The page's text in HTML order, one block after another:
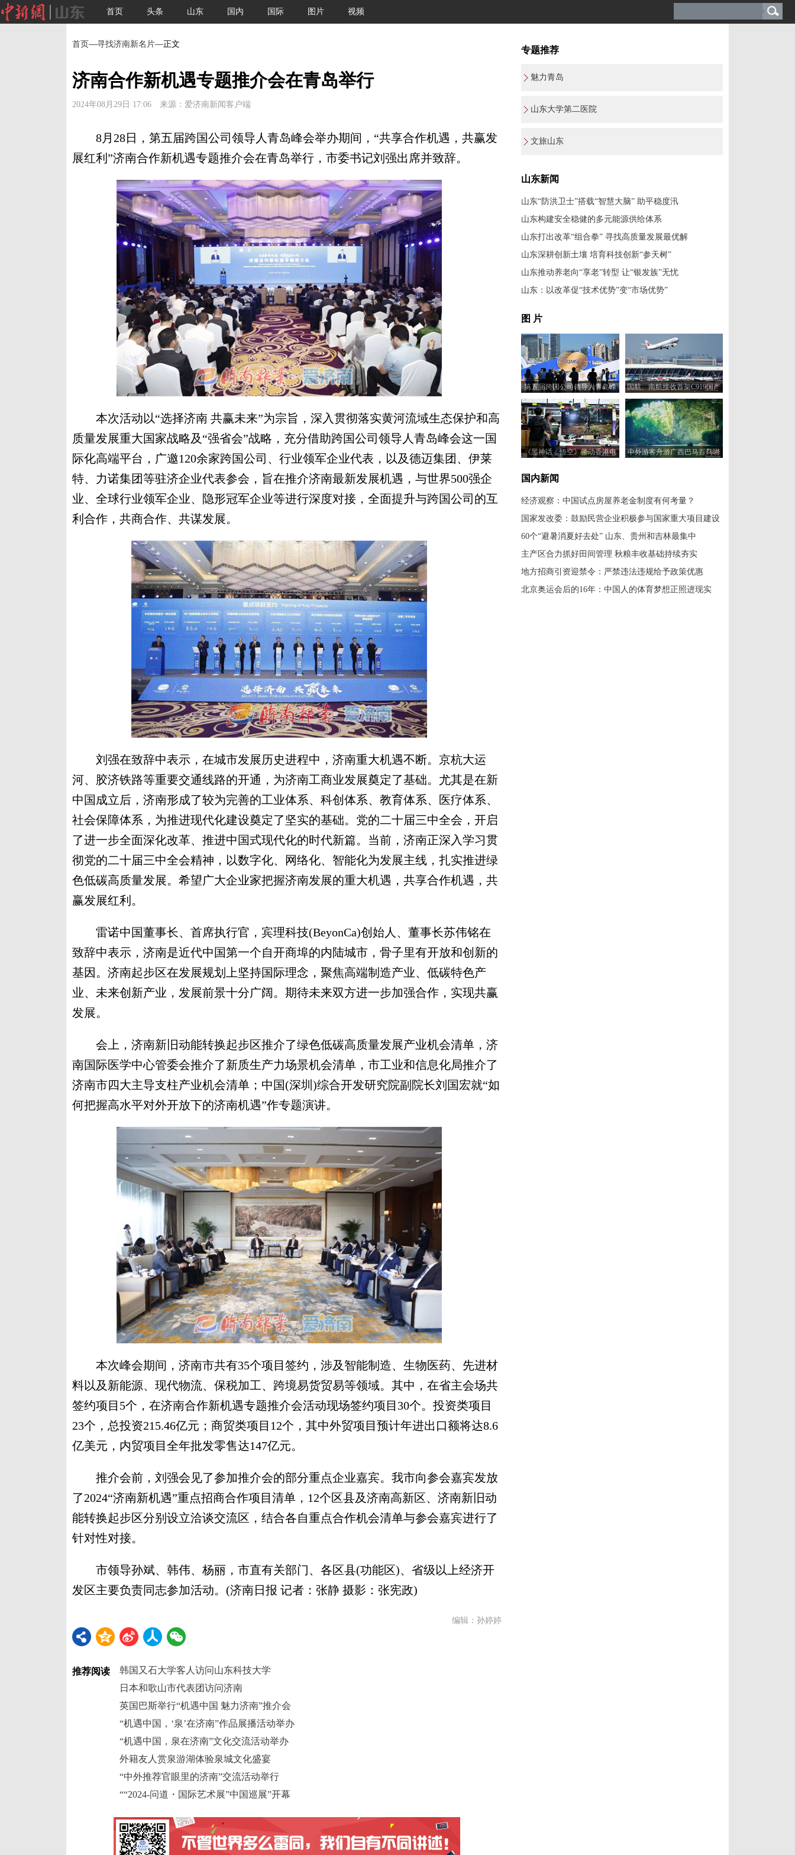
首页 头条 山东 国内 国际 图片 视频
首页—寻找济南新名片—正文
济南合作新机遇专题推介会在青岛举行
2024年08月29日 17:06 来源：爱济南新闻客户端
8月28日，第五届跨国公司领导人青岛峰会举办期间，“共享合作机遇，共赢发
展红利”济南合作新机遇专题推介会在青岛举行，市委书记刘强出席并致辞。
本次活动以“选择济南 共赢未来”为宗旨，深入贯彻落实黄河流域生态保护和高
质量发展重大国家战略及“强省会”战略，充分借助跨国公司领导人青岛峰会这一国
际化高端平台，广邀120余家跨国公司、行业领军企业代表，以及德迈集团、伊莱
特、力诺集团等驻济企业代表参会，旨在推介济南最新发展机遇，与世界500强企
业、全球行业领军企业、隐形冠军企业等进行深度对接，全面提升与跨国公司的互
利合作，共商合作、共谋发展。
刘强在致辞中表示，在城市发展历史进程中，济南重大机遇不断。京杭大运
河、胶济铁路等重要交通线路的开通，为济南工商业发展奠定了基础。尤其是在新
中国成立后，济南形成了较为完善的工业体系、科创体系、教育体系、医疗体系、
社会保障体系，为推进现代化建设奠定了坚实的基础。党的二十届三中全会，开启
了进一步全面深化改革、推进中国式现代化的时代新篇。当前，济南正深入学习贯
彻党的二十届三中全会精神，以数字化、网络化、智能化为发展主线，扎实推进绿
色低碳高质量发展。希望广大企业家把握济南发展的重大机遇，共享合作机遇，共
赢发展红利。
雷诺中国董事长、首席执行官，宾理科技(BeyonCa)创始人、董事长苏伟铭在
致辞中表示，济南是近代中国第一个自开商埠的内陆城市，骨子里有开放和创新的
基因。济南起步区在发展规划上坚持国际理念，聚焦高端制造产业、低碳特色产
业、未来创新产业，发展前景十分广阔。期待未来双方进一步加强合作，实现共赢
发展。
会上，济南新旧动能转换起步区推介了绿色低碳高质量发展产业机会清单，济
南国际医学中心管委会推介了新质生产力场景机会清单，市工业和信息化局推介了
济南市四大主导支柱产业机会清单；中国(深圳)综合开发研究院副院长刘国宏就“如
何把握高水平对外开放下的济南机遇”作专题演讲。
本次峰会期间，济南市共有35个项目签约，涉及智能制造、生物医药、先进材
料以及新能源、现代物流、保税加工、跨境易货贸易等领域。其中，在省主会场共
签约项目5个，在济南合作新机遇专题推介会活动现场签约项目30个。投资类项目
23个，总投资215.46亿元；商贸类项目12个，其中外贸项目预计年进出口额将达8.6
亿美元，内贸项目全年批发零售达147亿元。
推介会前，刘强会见了参加推介会的部分重点企业嘉宾。我市向参会嘉宾发放
了2024“济南新机遇”重点招商合作项目清单，12个区县及济南高新区、济南新旧动
能转换起步区分别设立洽谈交流区，结合各自重点合作机会清单与参会嘉宾进行了
针对性对接。
市领导孙斌、韩伟、杨丽，市直有关部门、各区县(功能区)、省级以上经济开
发区主要负责同志参加活动。(济南日报 记者：张静 摄影：张宪政)
编辑：孙婷婷
推荐阅读
韩国又石大学客人访问山东科技大学
日本和歌山市代表团访问济南
英国巴斯举行“机遇中国 魅力济南”推介会
“机遇中国，‘泉’在济南”作品展播活动举办
“机遇中国，泉在济南”文化交流活动举办
外籍友人赏泉游湖体验泉城文化盛宴
“中外推荐官眼里的济南”交流活动举行
““2024-问道・国际艺术展”中国巡展”开幕
专题推荐
魅力青岛
山东大学第二医院
文旅山东
山东新闻
山东“防洪卫士”搭载“智慧大脑” 助平稳度汛
山东构建安全稳健的多元能源供给体系
山东打出改革“组合拳” 寻找高质量发展最优解
山东深耕创新土壤 培育科技创新“参天树”
山东推动养老向“享老”转型 让“银发族”无忧
山东：以改革促“技术优势”变“市场优势”
图 片
第五届跨国公司领导人青岛峰
会开幕
国航、南航接收首架C919国产
大型客机
《黑神话：悟空》带动香港电
中外游客舟游广西巴马百鸟岩
国内新闻
经济观察：中国试点房屋养老金制度有何考量？
国家发改委：鼓励民营企业积极参与国家重大项目建设
60个“避暑消夏好去处” 山东、贵州和吉林最集中
主产区合力抓好田间管理 秋粮丰收基础持续夯实
地方招商引资迎禁令：严禁违法违规给予政策优惠
北京奥运会后的16年：中国人的体育梦想正照进现实